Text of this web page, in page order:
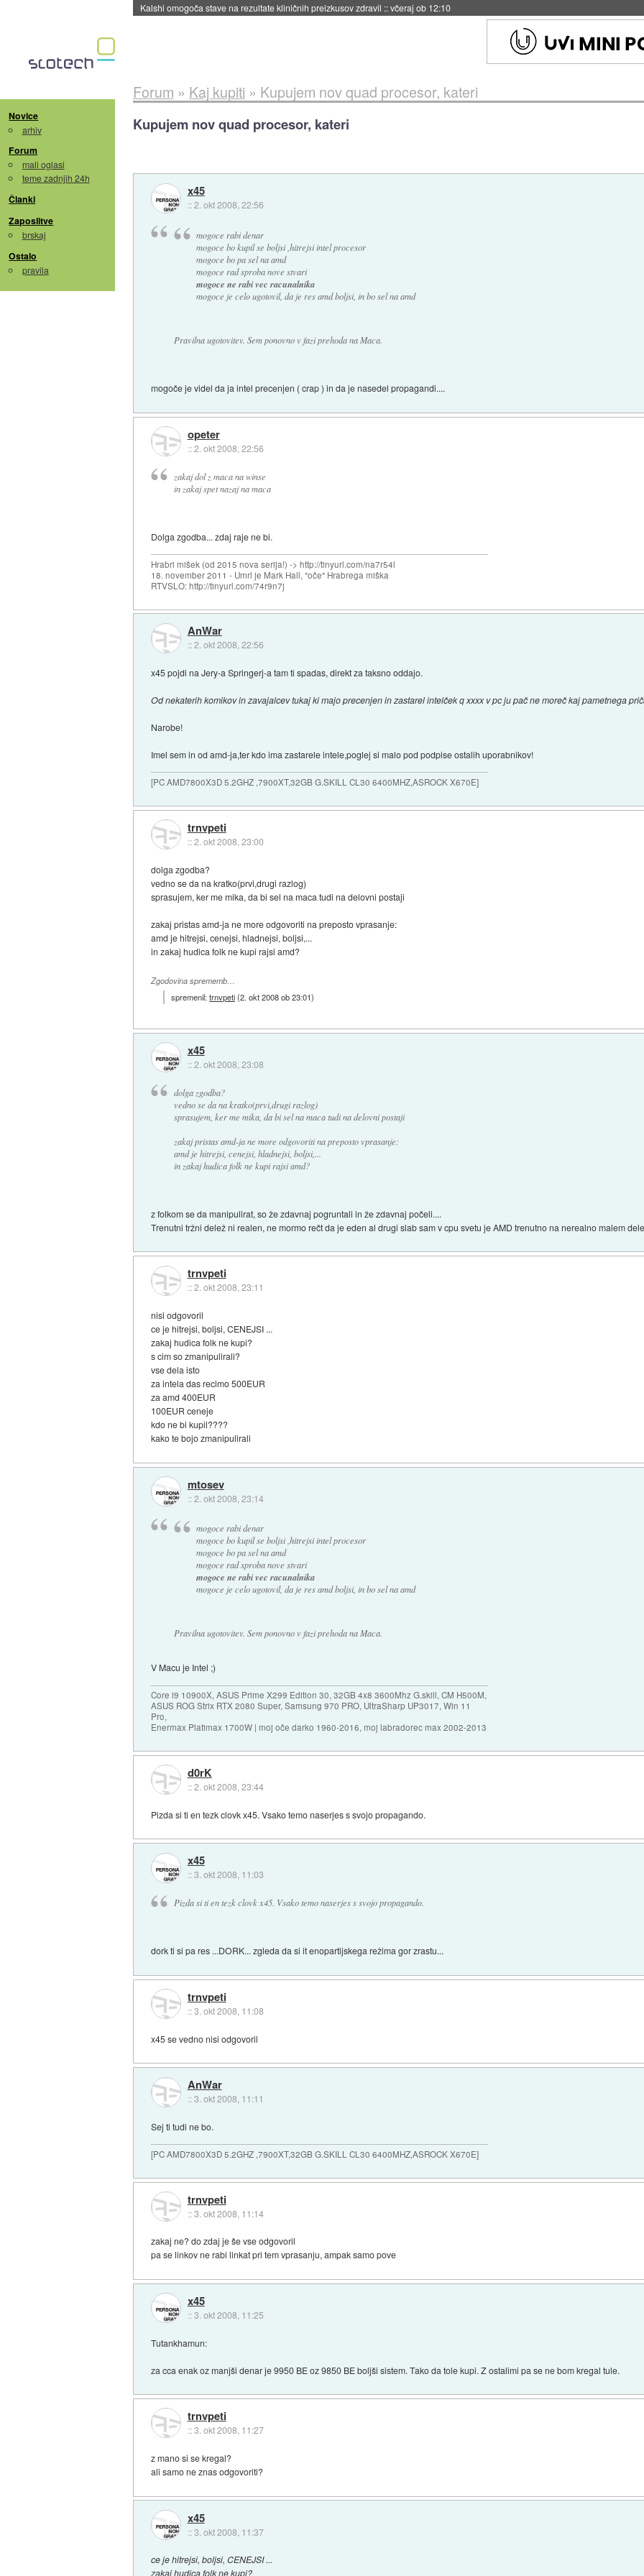
Sandisk že prodal več kot polovico SSD-jev za naslednji dve leti::včeraj ob 11:37
Novice
arhiv
Forum
mali oglasi
teme zadnjih 24h
Članki
Zaposlitve
brskaj
Ostalo
pravila
Forum » Kaj kupiti » Kupujem nov quad procesor, kateri
Kupujem nov quad procesor, kateri
x45
::2. okt 2008, 22:56
mogoce rabi denar
mogoce bo kupil se boljsi ,hitrejsi intel procesor
mogoce bo pa sel na amd
mogoce rad sproba nove stvari
mogoce ne rabi vec racunalnika
mogoce je celo ugotovil, da je res amd boljsi, in bo sel na amd
Pravilna ugotovitev. Sem ponovno v fazi prehoda na Maca.
mogoče je videl da ja intel precenjen ( crap ) in da je nasedel propagandi....
opeter
::2. okt 2008, 22:56
zakaj dol z maca na winse
in zakaj spet nazaj na maca
Dolga zgodba... zdaj raje ne bi.
Hrabri mišek (od 2015 nova serija!) -> http://tinyurl.com/na7r54l
18. november 2011 - Umrl je Mark Hall, "oče" Hrabrega miška
RTVSLO: http://tinyurl.com/74r9n7j
AnWar
::2. okt 2008, 22:56
x45 pojdi na Jery-a Springerj-a tam ti spadas, direkt za taksno oddajo.
Od nekaterih komikov in zavajalcev tukaj ki majo precenjen in zastarel intelček q xxxx v pc ju pač ne moreč kaj pametnega
Narobe!
Imel sem in od amd-ja,ter kdo ima zastarele intele,poglej si malo pod podpise ostalih uporabnikov!
[PC AMD7800X3D 5.2GHZ ,7900XT,32GB G.SKILL CL30 6400MHZ,ASROCK X670E]
trnvpeti
::2. okt 2008, 23:00
dolga zgodba?
vedno se da na kratko(prvi,drugi razlog)
sprasujem, ker me mika, da bi sel na maca tudi na delovni postaji
zakaj pristas amd-ja ne more odgovoriti na preposto vprasanje:
amd je hitrejsi, cenejsi, hladnejsi, boljsi,...
in zakaj hudica folk ne kupi rajsi amd?
Zgodovina sprememb…
spremenil:trnvpeti(2. okt 2008 ob 23:01)
x45
::2. okt 2008, 23:08
dolga zgodba?
vedno se da na kratko(prvi,drugi razlog)
sprasujem, ker me mika, da bi sel na maca tudi na delovni postaji
zakaj pristas amd-ja ne more odgovoriti na preposto vprasanje:
amd je hitrejsi, cenejsi, hladnejsi, boljsi,...
in zakaj hudica folk ne kupi rajsi amd?
z folkom se da manipulirat, so že zdavnaj pogruntali in že zdavnaj počeli....
Trenutni tržni delež ni realen, ne mormo rečt da je eden al drugi slab sam v cpu svetu je AMD trenutno na nerealno malem
trnvpeti
::2. okt 2008, 23:11
nisi odgovoril
ce je hitrejsi, boljsi, CENEJSI ...
zakaj hudica folk ne kupi?
s cim so zmanipulirali?
vse dela isto
za intela das recimo 500EUR
za amd 400EUR
100EUR ceneje
kdo ne bi kupil????
kako te bojo zmanipulirali
mtosev
::2. okt 2008, 23:14
mogoce rabi denar
mogoce bo kupil se boljsi ,hitrejsi intel procesor
mogoce bo pa sel na amd
mogoce rad sproba nove stvari
mogoce ne rabi vec racunalnika
mogoce je celo ugotovil, da je res amd boljsi, in bo sel na amd
Pravilna ugotovitev. Sem ponovno v fazi prehoda na Maca.
V Macu je Intel ;)
Core i9 10900X, ASUS Prime X299 Edition 30, 32GB 4x8 3600Mhz G.skill, CM H500M,
ASUS ROG Strix RTX 2080 Super, Samsung 970 PRO, UltraSharp UP3017, Win 11
Pro,
Enermax Platimax 1700W | moj oče darko 1960-2016, moj labradorec max 2002-2013
d0rK
::2. okt 2008, 23:44
Pizda si ti en tezk clovk x45. Vsako temo naserjes s svojo propagando.
x45
::3. okt 2008, 11:03
Pizda si ti en tezk clovk x45. Vsako temo naserjes s svojo propagando.
dork ti si pa res ...DORK... zgleda da si it enopartijskega režima gor zrastu...
trnvpeti
::3. okt 2008, 11:08
x45 se vedno nisi odgovoril
AnWar
::3. okt 2008, 11:11
Sej ti tudi ne bo.
[PC AMD7800X3D 5.2GHZ ,7900XT,32GB G.SKILL CL30 6400MHZ,ASROCK X670E]
trnvpeti
::3. okt 2008, 11:14
zakaj ne? do zdaj je še vse odgovoril
pa se linkov ne rabi linkat pri tem vprasanju, ampak samo pove
x45
::3. okt 2008, 11:25
Tutankhamun:
za cca enak oz manjši denar je 9950 BE oz 9850 BE boljši sistem. Tako da tole kupi. Z ostalimi pa se ne bom kregal tule.
trnvpeti
::3. okt 2008, 11:27
z mano si se kregal?
ali samo ne znas odgovoriti?
x45
::3. okt 2008, 11:37
ce je hitrejsi, boljsi, CENEJSI ...
zakaj hudica folk ne kupi?